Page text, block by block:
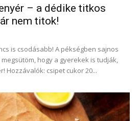
– a dédike titkos
nem titok!
is csodásabb! A pékségben sajnos
hogy a gyerekek is tudják,
Hozzávalók: csipet cukor 20...